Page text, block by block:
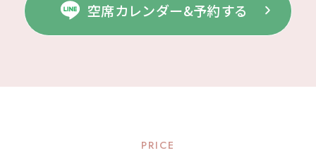
空席カレンダー&予約する
PRICE